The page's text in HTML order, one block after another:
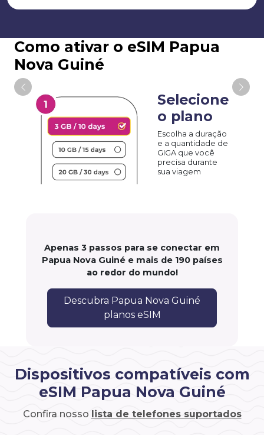
Como ativar o eSIM Papua
Nova Guiné
Selecione
o plano
Escolha a duração
e a quantidade de
GIGA que você
precisa durante
sua viagem
Apenas 3 passos para se conectar em
Papua Nova Guiné e mais de 190 países
ao redor do mundo!
Descubra Papua Nova Guiné
planos eSIM
Dispositivos compatíveis com
eSIM Papua Nova Guiné
Confira nosso lista de telefones suportados